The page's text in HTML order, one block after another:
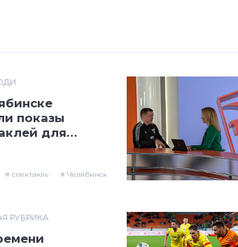
показы
для
# спектакль # Челябинск
РУБРИКА